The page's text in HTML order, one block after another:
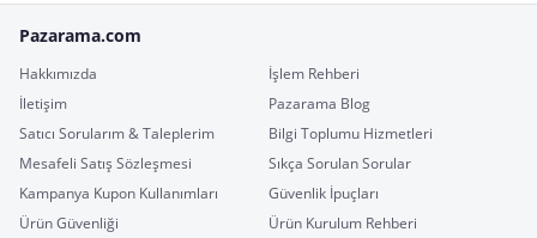
Pazarama.com
Hakkımızda
İşlem Rehberi
İletişim
Pazarama Blog
Satıcı Sorularım & Taleplerim
Bilgi Toplumu Hizmetleri
Mesafeli Satış Sözleşmesi
Sıkça Sorulan Sorular
Kampanya Kupon Kullanımları
Güvenlik İpuçları
Ürün Güvenliği
Ürün Kurulum Rehberi